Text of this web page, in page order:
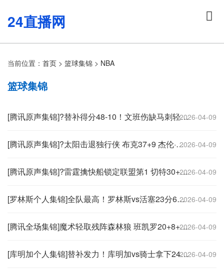
24直播网
当前位置： 首页 > 篮球集锦 > NBA
篮球集锦
[腾讯原声集锦]?替补得分48-10！文班伤缺马刺轻取开拓者 福克斯25+5+7
2026-04-09
[腾讯原声集锦]?太阳击退独行侠 布克37+9 杰伦·格林伤退 弗拉格19中42026-04-09
[腾讯原声集锦]?雷霆擒快船锁定联盟第1 切特30+14 SGA20+11 小卡连续56场20+
2026-04-09
[罗林斯个人集锦]全队最高！罗林斯vs活塞23分6助！集锦
2026-04-09
[腾讯全场集锦]魔术轻取残阵森林狼 班凯罗20+8+6 香农生涯新高33分
2026-04-09
[库明加个人集锦]替补发力！库明加vs骑士拿下24分集锦
2026-04-09